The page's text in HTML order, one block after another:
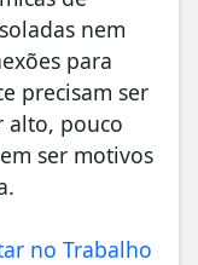
nem
para
precisam ser
alto, pouco
ser motivos
no Trabalho